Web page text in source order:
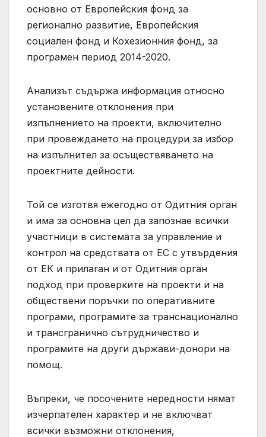
основно от Европейския фонд за
регионално развитие, Европейския
социален фонд и Кохезионния фонд, за
програмен период 2014-2020.
Анализът съдържа информация относно
установените отклонения при
изпълнението на проекти, включително
при провеждането на процедури за избор
на изпълнител за осъществяването на
проектните дейности.
Той се изготвя ежегодно от Одитния орган
и има за основна цел да запознае всички
участници в системата за управление и
контрол на средствата от ЕС с утвърдения
от ЕК и прилаган и от Одитния орган
подход при проверките на проекти и на
обществени поръчки по оперативните
програми, програмите за транснационално
и трансгранично сътрудничество и
програмите на други държави-донори на
помощ.
Въпреки, че посочените нередности нямат
изчерпателен характер и не включват
всички възможни отклонения,